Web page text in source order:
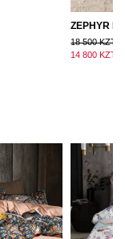
18 500 KZT
14 800 KZT